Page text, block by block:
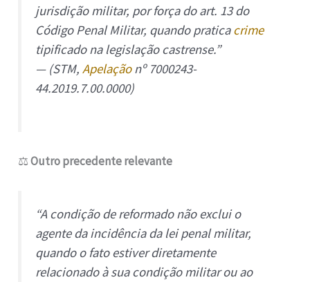
jurisdição militar, por força do art. 13 do
Código Penal Militar, quando praticacrime
tipificado na legislação castrense.”
— (STM,Apelaçãonº 7000243-
44.2019.7.00.0000)
⚖️Outro precedente relevante
“A condição de reformado não exclui o
agente da incidência da lei penal militar,
quando o fato estiver diretamente
relacionado à sua condição militar ou ao